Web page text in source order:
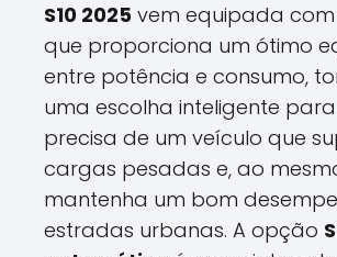
S10 2025 vem equipada
que proporciona um ótimo
entre potência e consumo,
uma escolha inteligente
precisa de um veículo que
cargas pesadas e, ao
mantenha um bom
estradas urbanas. A opção